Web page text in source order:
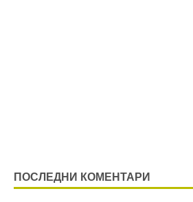
ПОСЛЕДНИ КОМЕНТАРИ